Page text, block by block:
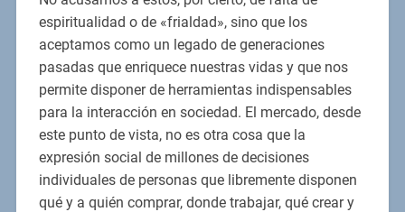
espiritualidad o de «frialdad», sino que los
aceptamos como un legado de generaciones
pasadas que enriquece nuestras vidas y que nos
permite disponer de herramientas indispensables
para la interacción en sociedad. El mercado, desde
este punto de vista, no es otra cosa que la
expresión social de millones de decisiones
individuales de personas que libremente disponen
qué y a quién comprar, donde trabajar, qué crear y